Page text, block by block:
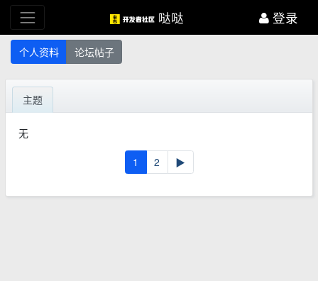
哒哒 登录
个人资料 论坛帖子
主题
无
1 2 ▶